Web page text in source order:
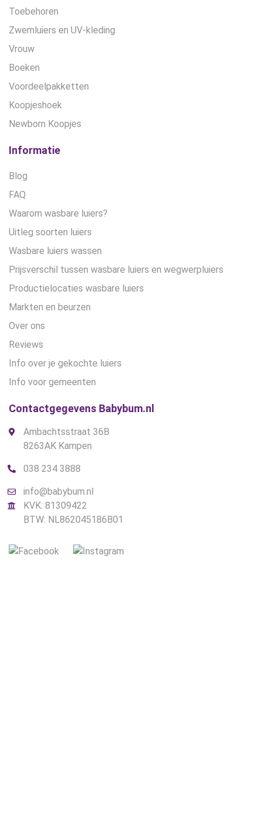
Toebehoren
Zwemluiers en UV-kleding
Vrouw
Boeken
Voordeelpakketten
Koopjeshoek
Newborn Koopjes
Informatie
Blog
FAQ
Waarom wasbare luiers?
Uitleg soorten luiers
Wasbare luiers wassen
Prijsverschil tussen wasbare luiers en wegwerpluiers
Productielocaties wasbare luiers
Markten en beurzen
Over ons
Reviews
Info over je gekochte luiers
Info voor gemeenten
Contactgegevens Babybum.nl
Ambachtsstraat 36B
8263AK Kampen
038 234 3888
info@babybum.nl
KVK: 81309422
BTW: NL862045186B01